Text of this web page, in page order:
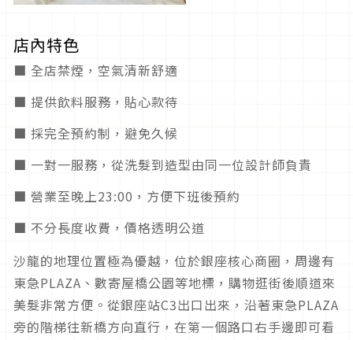
店內特色
■ 全店禁煙，空氣清新舒適
■ 提供飲料服務，貼心款待
■ 採完全預約制，避免久候
■ 一對一服務，從洗髮到造型由同一位設計師負責
■ 營業至晚上23:00，方便下班後預約
■ 不分長度收費，價格透明公道
沙龍的地理位置極為優越，位於銀座核心商圈，周邊有
東急PLAZA、數寄屋橋公園等地標，購物逛街後順道來
美髮非常方便。從銀座站C3出口出來，沿著東急PLAZA
旁的階梯往新橋方向直行，在第一個路口右手邊即可看